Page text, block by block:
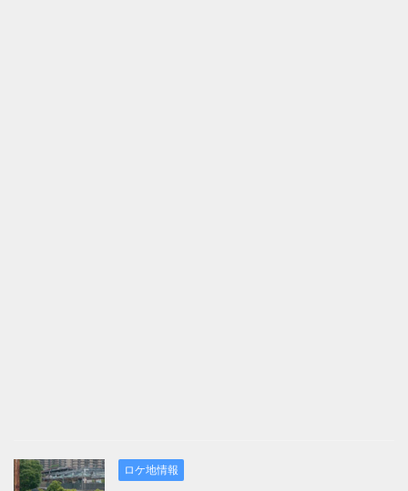
ロケ地情報